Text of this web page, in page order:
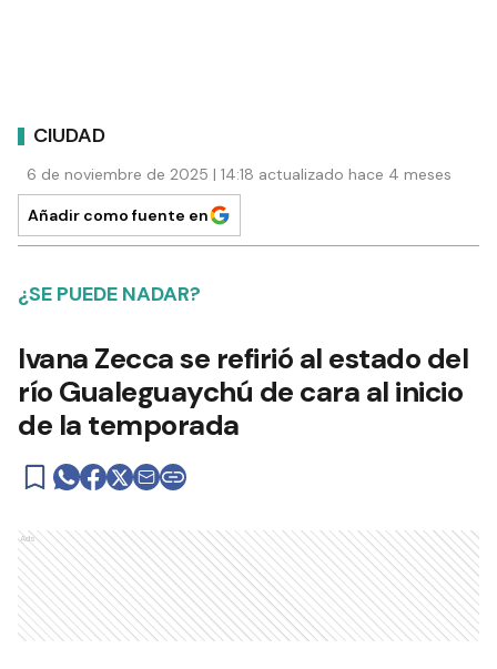
CIUDAD
6 de noviembre de 2025 | 14:18 actualizado hace 4 meses
Añadir como fuente en
¿SE PUEDE NADAR?
Ivana Zecca se refirió al estado del
río Gualeguaychú de cara al inicio
de la temporada
Ads